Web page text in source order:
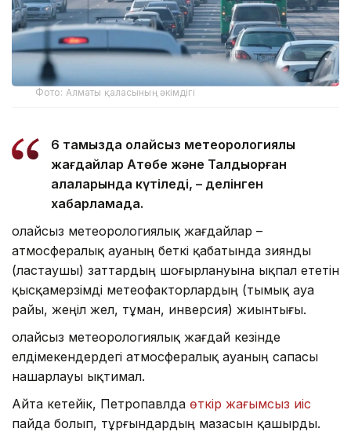
Фото: Алматы қаласының әкімдігі
6 тамызда қолайсыз метеорологиялық
жағдайлар Ақтөбе және Талдықорған
қалаларында күтіледі, – делінген
хабарламада.
Қолайсыз метеорологиялық жағдайлар –
атмосфералық ауаның беткі қабатында зиянды
(ластаушы) заттардың шоғырлануына ықпал ететін
қысқамерзімді метеофакторлардың (тымық ауа
райы, жеңіл жел, тұман, инверсия) жиынтығы.
Қолайсыз метеорологиялық жағдай кезінде
елдімекендердегі атмосфералық ауаның сапасы
нашарлауы ықтимал.
Айта кетейік, Петропавлда өткір жағымсыз иіс
пайда болып, тұрғындардың мазасын қашырды.